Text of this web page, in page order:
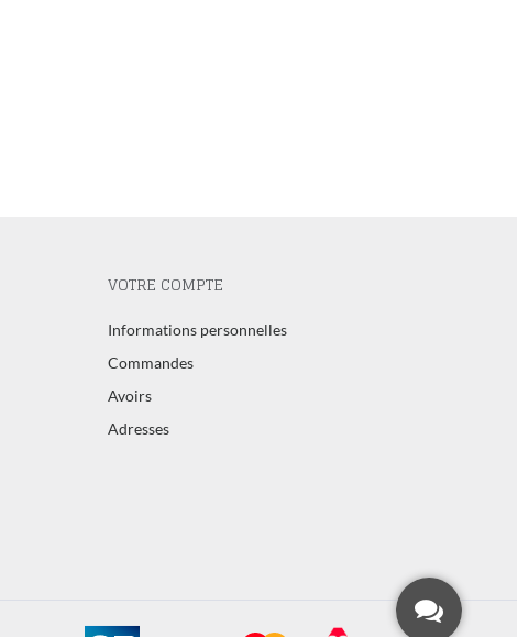
VOTRE COMPTE
Informations personnelles
Commandes
Avoirs
Adresses